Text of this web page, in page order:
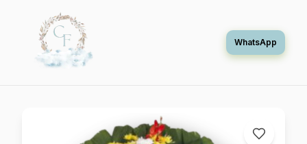
WhatsApp